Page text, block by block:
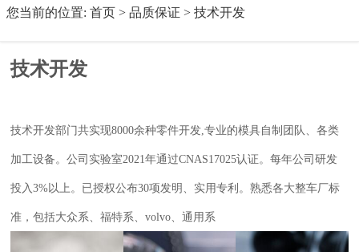
您当前的位置: 首页> 品质保证 > 技术开发
技术开发
技术开发部门共实现8000余种零件开发,专业的模具自制团队、各类
加工设备。公司实验室2021年通过CNAS17025认证。每年公司研发
投入3%以上。 已授权公布30项发明、实用专利。熟悉各大整车厂标
准，包括大众系、福特系、volvo 、通用系